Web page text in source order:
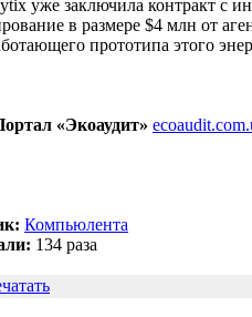
уже заключила контракт с
в размере $4 млн от
прототипа этого
«Экоаудит»
Компьюлента
134 раза